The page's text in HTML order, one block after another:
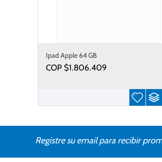
Ipad Apple 64 GB
COP $1.806.409
Registre su email para recibir